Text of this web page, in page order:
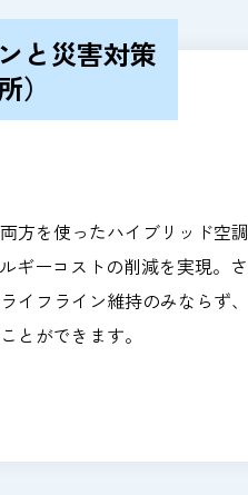
と災害対策
）
方を使ったハイブリッド空調
ギーコストの削減を実現。さ
イフライン維持のみならず、
とができます。